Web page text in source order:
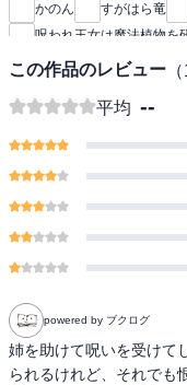
かのん すがはら竜
呪われ王女は魔法植物を
この作品のレビュー （
平均 --
powered by ブクログ
姉を助けて呪いを受けて
られるけれど、それでも